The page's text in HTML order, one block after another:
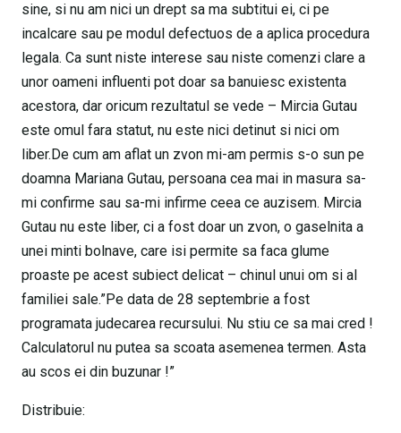
sine, si nu am nici un drept sa ma subtitui ei, ci pe
incalcare sau pe modul defectuos de a aplica procedura
legala. Ca sunt niste interese sau niste comenzi clare a
unor oameni influenti pot doar sa banuiesc existenta
acestora, dar oricum rezultatul se vede – Mircia Gutau
este omul fara statut, nu este nici detinut si nici om
liber.De cum am aflat un zvon mi-am permis s-o sun pe
doamna Mariana Gutau, persoana cea mai in masura sa-
mi confirme sau sa-mi infirme ceea ce auzisem. Mircia
Gutau nu este liber, ci a fost doar un zvon, o gaselnita a
unei minti bolnave, care isi permite sa faca glume
proaste pe acest subiect delicat – chinul unui om si al
familiei sale.”Pe data de 28 septembrie a fost
programata judecarea recursului. Nu stiu ce sa mai cred !
Calculatorul nu putea sa scoata asemenea termen. Asta
au scos ei din buzunar !”
Distribuie: